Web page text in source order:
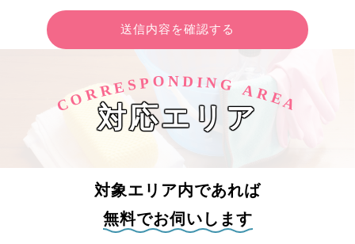
ージに記載いたします。【個人情報の収集につい
て】
当社は、個人情報の収集目的を事業範囲内で明確
に定め、その目的達成に必要な限度において個人
情報を収集いたします。お客様からの当社サービ
スに関するお問い合わせ、申込み、サービス提供
提供いただけるようお願い致します。
【個人情報の利用目的について】
当社は、以下に記載する目的でお客様の個人情報
CORRESPOND ING AREA
対応エリア
対象エリア内であれば
無料でお伺いします